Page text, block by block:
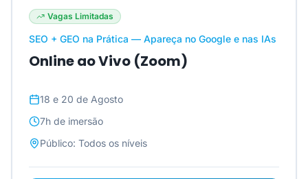
Vagas Limitadas
SEO + GEO na Prática — Apareça no Google e nas IAs
Online ao Vivo (Zoom)
18 e 20 de Agosto
7h de imersão
Público: Todos os níveis